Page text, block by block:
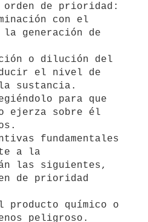
de prioridad:
con el
generación de
o dilución del
el nivel de
sustancia.
para que
ejerza sobre él
fundamentales
a la
las siguientes,
de prioridad
químico o
peligroso.